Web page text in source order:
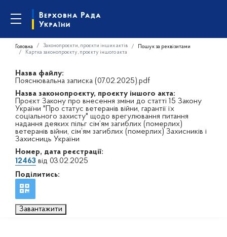
Головна Законопроєкти, проєкти інших актів
Пошук за реквізитами
Картка законопроєкту, проєкту іншого акта
Назва файлу:
Пояснювальна записка (07.02.2025).pdf
Назва законопроєкту, проєкту іншого акта:
Проєкт Закону про внесення зміни до статті 15 Закону
України "Про статус ветеранів війни, гарантії їх
соціального захисту" щодо врегулювання питання
надання деяких пільг сім’ям загиблих (померлих)
ветеранів війни, сім’ям загиблих (померлих) Захисників і
Захисниць України
Номер, дата реєстрації:
12463 від 03.02.2025
Поділитись:
Завантажити